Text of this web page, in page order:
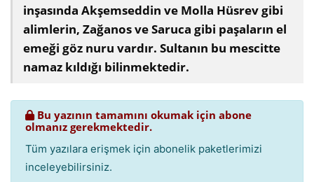
inşasında Akşemseddin ve Molla Hüsrev gibi
alimlerin, Zağanos ve Saruca gibi paşaların el
emeği göz nuru vardır. Sultanın bu mescitte
namaz kıldığı bilinmektedir.
Bu yazının tamamını okumak için abone
olmanız gerekmektedir.
Tüm yazılara erişmek için abonelik paketlerimizi
inceleyebilirsiniz.